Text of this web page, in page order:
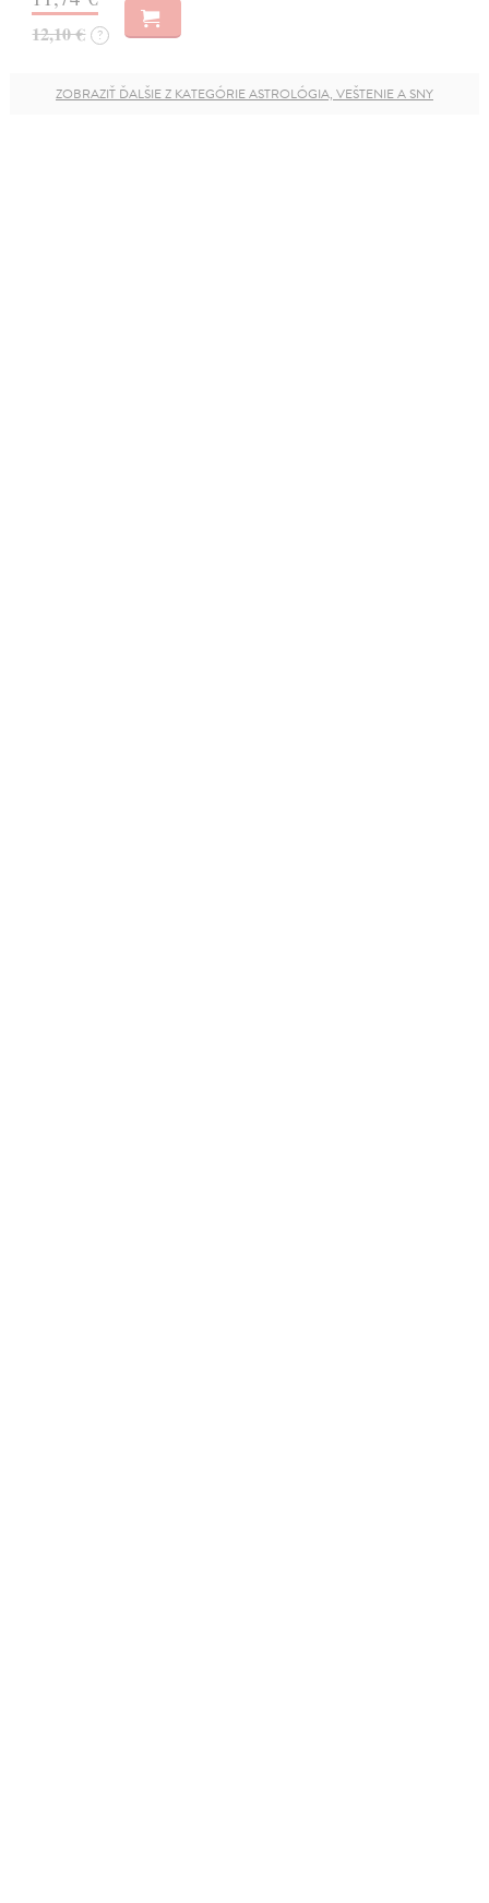
12,10 € ?
ZOBRAZIŤ ĎALŠIE Z KATEGÓRIE ASTROLÓGIA, VEŠTENIE A SNY